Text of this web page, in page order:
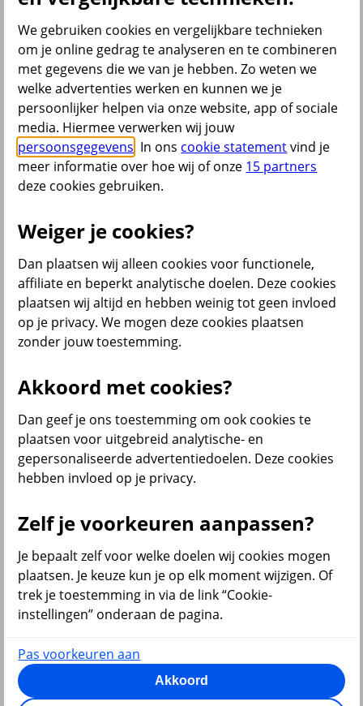
Bekijk ook
All Risk Autoverzekering
Car insurance Netherlands
Groene kaart auto
Kentekencheck
WA Autoverzekering
WA+ Beperkt Casco Autoverzekering
Bakfiets verzekeren
Collectiviteitskorting
Schade melden
Wijzigen uitvaartverzekering
terug
Beleggen
Beleggingsrekening
Beleggen
Starten met beleggen
Beleggen voor beginners
Pensioen beleggen
Periodiek beleggen
Rendement berekenen
Beleggen in beleggingsfondsen
Beleggingsfonds update
Verantwoord beleggen
Beleggen met onze app
Sparen of beleggen
terug
We gebruiken cookies en vergelijkbare technieken
om je online gedrag te analyseren en te combineren
met gegevens die we van je hebben. Zo weten we
welke advertenties werken en kunnen we je
persoonlijker helpen via onze website, app of sociale
media. Hiermee verwerken wij jouw
persoonsgegevens . In ons cookie statementvind je
meer informatie over hoe wij of onze 15 partners
deze cookies gebruiken.
Weiger je cookies?
Dan plaatsen wij alleen cookies voor functionele,
affiliate en beperkt analytische doelen. Deze cookies
plaatsen wij altijd en hebben weinig tot geen invloed
op je privacy. We mogen deze cookies plaatsen
zonder jouw toestemming.
Akkoord met cookies?
Dan geef je ons toestemming om ook cookies te
plaatsen voor uitgebreid analytische- en
gepersonaliseerde advertentiedoelen. Deze cookies
hebben invloed op je privacy.
Zelf je voorkeuren aanpassen?
Je bepaalt zelf voor welke doelen wij cookies mogen
plaatsen. Je keuze kun je op elk moment wijzigen. Of
trek je toestemming in via de link “Cookie-
instellingen” onderaan de pagina.
Pas voorkeuren aan
Akkoord